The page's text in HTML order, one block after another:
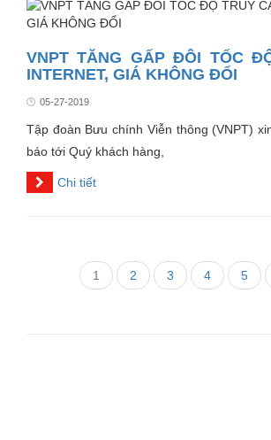
VNPT TĂNG GẤP ĐÔI TỐC
INTERNET, GIÁ KHÔNG ĐỔI
05-27-2019
Tập đoàn Bưu chính Viễn thông (VNPT)
báo tới Quý khách hàng,
Chi tiết
1 2 3 4 5